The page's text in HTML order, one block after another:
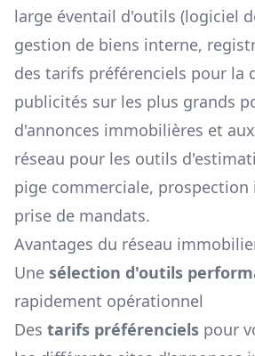
large éventail d'outils (logiciel
gestion de biens interne,
des tarifs préférenciels pour la
publicités sur les plus grands
d'annonces immobilières et
réseau pour les outils
pige commerciale,
prise de mandats.
Avantages du réseau
Une sélection d'outils
rapidement opérationnel
Des tarifs préférenciels pour